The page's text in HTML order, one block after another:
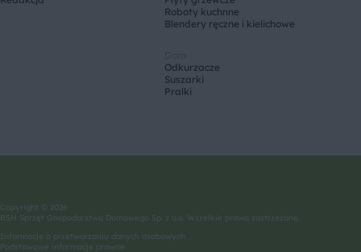
Roboty kuchnne
Blendery ręczne i kielichowe
Odkurzacze
Suszarki
Pralki
Copyright © 2026
BSH Sprzęt Gospodarstwa Domowego Sp. z o.o. Wszelkie prawa zastrzeżone.
Informacje o przetwarzaniu danych osobowych
Podstawowe informacje prawne